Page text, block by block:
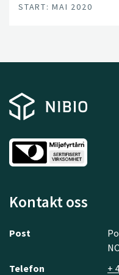
START: MAI 2020
Kontakt oss
Post
Telefon
+